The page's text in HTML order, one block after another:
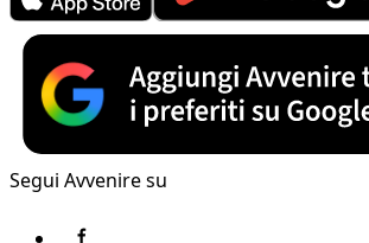
Segui Avvenire su